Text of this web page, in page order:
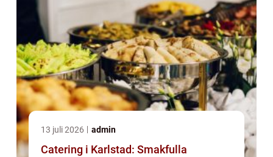
13 juli 2026 admin
Catering i Karlstad: Smakfulla